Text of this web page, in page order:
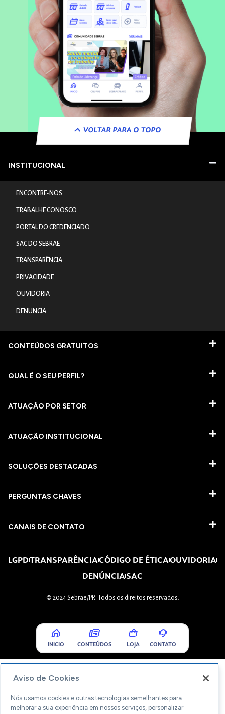
VOLTAR PARA O TOPO
INSTITUCIONAL
ENCONTRE-NOS
TRABALHE CONOSCO
PORTAL DO CREDENCIADO
SAC DO SEBRAE
TRANSPARÊNCIA
PRIVACIDADE
OUVIDORIA
DENUNCIA
CONTEÚDOS GRATUITOS
QUAL É O SEU PERFIL?
ATUAÇÃO POR SETOR
ATUAÇÃO INSTITUCIONAL
SOLUÇÕES DESTACADAS
PERGUNTAS CHAVES​
CANAIS DE CONTATO
LGPDTRANSPARÊNCIACÓDIGO DE ÉTICAOUVIDORIA
DENÚNCIASAC
© 2024 Sebrae/PR. Todos os direitos reservados.
INICIO CONTEÚDOS LOJA CONTATO
Aviso de Cookies
Nós usamos cookies e outras tecnologias semelhantes para
melhorar a sua experiência em nossos serviços, personalizar